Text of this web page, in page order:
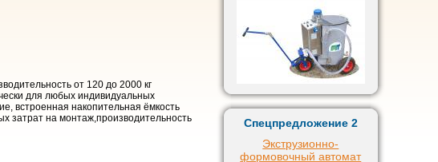
от 120 до 2000 кг
для любых индивидуальных
встроенная накопительная ёмкость
затрат на монтаж,производительность
Спецпредложение 2
Экструзионно-
формовочный автомат